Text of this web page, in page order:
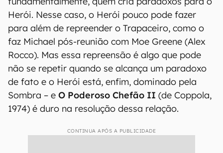
Herói. Nesse caso, o Herói pouco pode fazer
para além de repreender o Trapaceiro, como o
faz Michael pós-reunião com Moe Greene (Alex
Rocco). Mas essa repreensão é algo que pode
não se repetir quando se alcança um paradoxo
de fato e o Herói está, enfim, dominado pela
Sombra – e O Poderoso Chefão II (de Coppola,
1974) é duro na resolução dessa relação.
CONTINUA APÓS A PUBLICIDADE